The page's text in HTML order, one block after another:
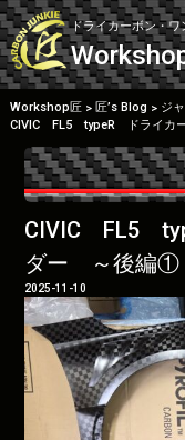
Skip
to
content
ドライカーボン・ワ
Workshop匠> 匠’s Blog > ジ
CIVIC FL5
ダー ～後編①
2025-11-10